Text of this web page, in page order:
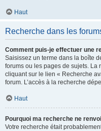
Haut
Recherche dans les
Comment puis-je effectuer une
Saisissez un terme dans la boîte
forums ou les pages de sujets. La
cliquant sur le lien « Recherche
forum. L’accès à la recherche
Haut
Pourquoi ma recherche ne
Votre recherche était